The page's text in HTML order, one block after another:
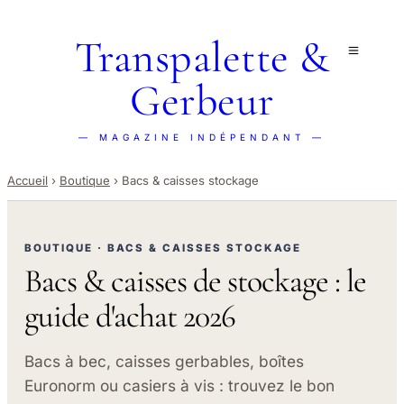
Transpalette &
Gerbeur
— MAGAZINE INDÉPENDANT —
Accueil › Boutique › Bacs & caisses stockage
BOUTIQUE · BACS & CAISSES STOCKAGE
Bacs & caisses de stockage : le
guide d'achat 2026
Bacs à bec, caisses gerbables, boîtes
Euronorm ou casiers à vis : trouvez le bon